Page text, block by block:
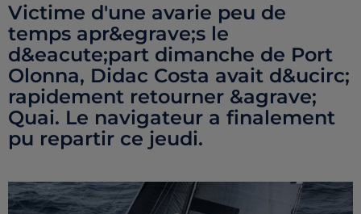
Victime d'une avarie peu de
temps apr&egrave;s le
d&eacute;part dimanche de Port
Olonna, Didac Costa avait d&ucirc;
rapidement retourner &agrave;
Quai. Le navigateur a finalement
pu repartir ce jeudi.